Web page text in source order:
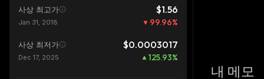
사상 최고가 $1.56
Jan 31, 2018 99.96%
사상 최저가 $0.0003017
Dec 17, 2025 125.93%
내 메모